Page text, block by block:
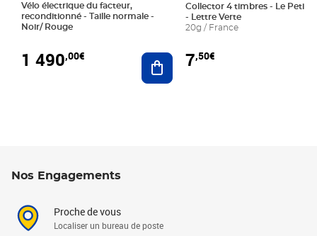
Vélo électrique du facteur,
reconditionné - Taille normale -
Noir/ Rouge
1 490,00€ Ajouter au panier
Collector 4 timbres - Le Petit
- Lettre Verte
20g / France
7,50€
Nos Engagements
Proche de vous
Localiser un bureau de poste